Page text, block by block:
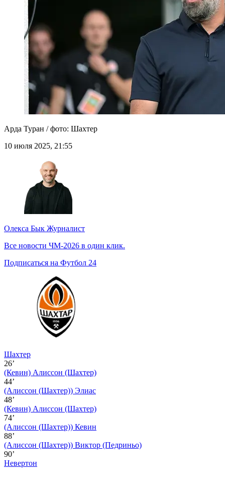
Арда Туран / фото: Шахтер
10 июля 2025, 21:55
Олекса Бык Журналист
Все новости ЧМ-2026 в один клик.
Подписаться на Футбол 24
Шахтер
26’
(Кевин) Алиссон (Шахтер)
44’
(Алиссон (Шахтер)) Элиас
48’
(Кевин) Алиссон (Шахтер)
74’
(Алиссон (Шахтер)) Кевин
88’
(Алиссон (Шахтер)) Виктор (Педриньо)
90’
Невертон